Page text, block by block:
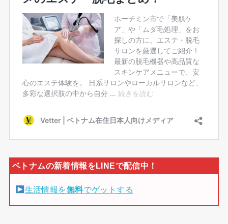
生活情報を無料でゲットする